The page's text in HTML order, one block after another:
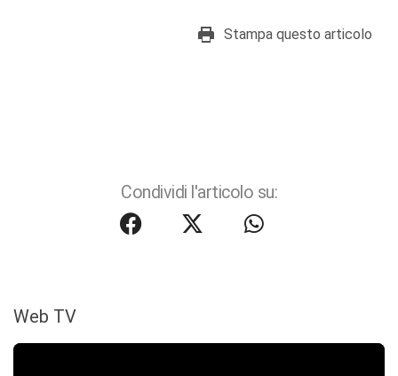
Stampa questo articolo
Condividi l'articolo su:
Web TV